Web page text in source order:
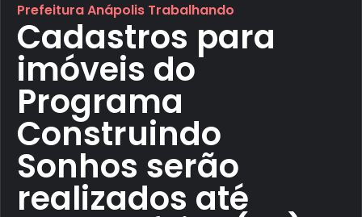
Prefeitura Anápolis Trabalhando
Cadastros para
imóveis do
Programa
Construindo
Sonhos serão
realizados até